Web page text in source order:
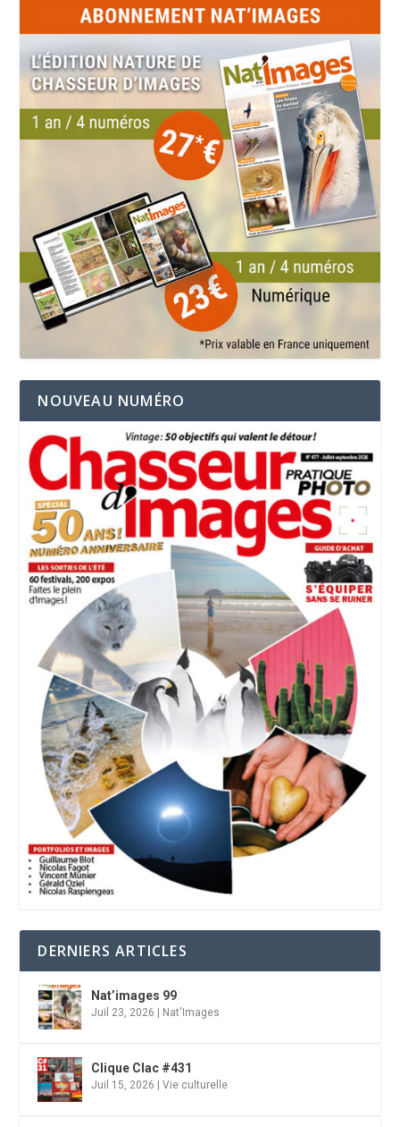
NOUVEAU NUMÉRO
DERNIERS ARTICLES
Nat’images 99
Juil 23, 2026 | Nat'Images
Clique Clac #431
Juil 15, 2026 |Vie culturelle